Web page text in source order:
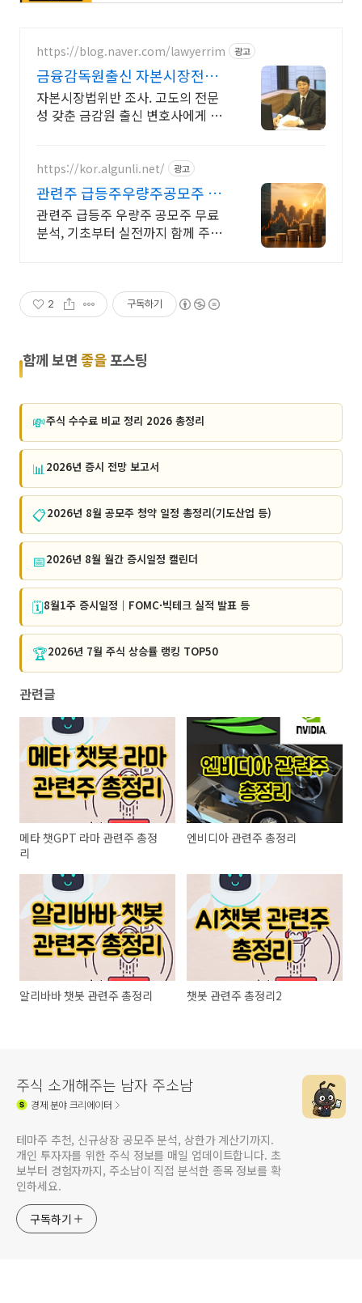
https://blog.naver.com/lawyerrim 광고
금융감독원출신 자본시장전문
가
자본시장법위반 조사. 고도의 전문
성 갖춘 금감원 출신 변호사에게 맡
협업가능
https://kor.algunli.net/ 광고
관련주 급등주우량주공모주 추
지금 안보면 늦어요
관련주 급등주 우량주 공모주 무료
분석, 기초부터 실전까지 함께 주식
2 구독하기
함께 보면 좋을포스팅
💸주식 수수료 비교 정리 2026 총정리
📊 2026년 증시 전망 보고서
📋2026년 8월 공모주 청약 일정 총정리(기도산업 등)
📅2026년 8월 월간 증시일정 캘린더
🗓️8월1주 증시일정｜FOMC·빅테크 실적 발표 등
🏆2026년 7월 주식 상승률 랭킹 TOP50
관련글
메타 챗GPT 라마 관련주 총정
리
엔비디아 관련주 총정리
알리바바 챗봇 관련주 총정리 챗봇 관련주 총정리2
주식 소개해주는 남자 주소남
경제분야 크리에이터
테마주 추천, 신규상장 공모주 분석, 상한가 계산기까지.
개인 투자자를 위한 주식 정보를 매일 업데이트합니다. 초
보부터 경험자까지, 주소남이 직접 분석한 종목 정보를 확
인하세요.
구독하기